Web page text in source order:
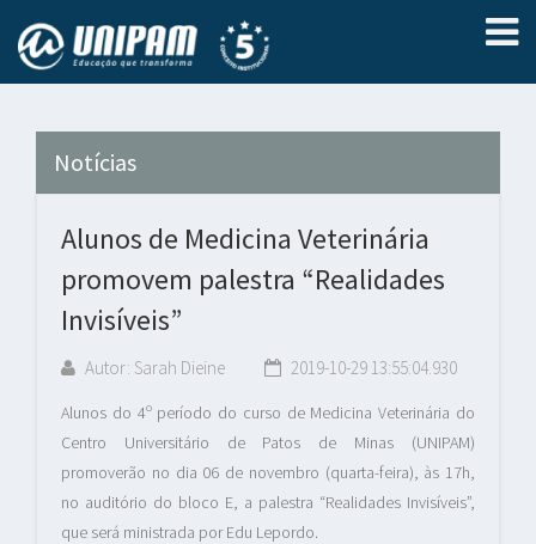
Notícias
Alunos de Medicina Veterinária
promovem palestra “Realidades
Invisíveis”
Autor: Sarah Dieine 2019-10-29 13:55:04.930
Alunos do 4º período do curso de Medicina Veterinária do
Centro Universitário de Patos de Minas (UNIPAM)
promoverão no dia 06 de novembro (quarta-feira), às 17h,
no auditório do bloco E, a palestra “Realidades Invisíveis”,
que será ministrada por Edu Lepordo.